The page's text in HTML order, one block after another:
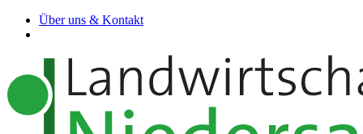
Über uns & Kontakt